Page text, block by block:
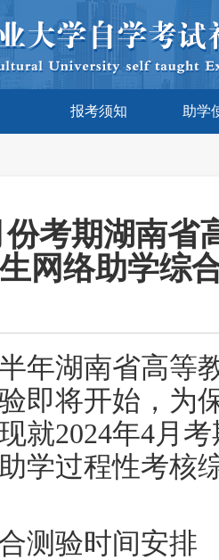
报考须知 助学
份考期湖南
生网络助学综
年湖南省高等
即将开始，为
就2024年4月
学过程性考核
测验时间安排